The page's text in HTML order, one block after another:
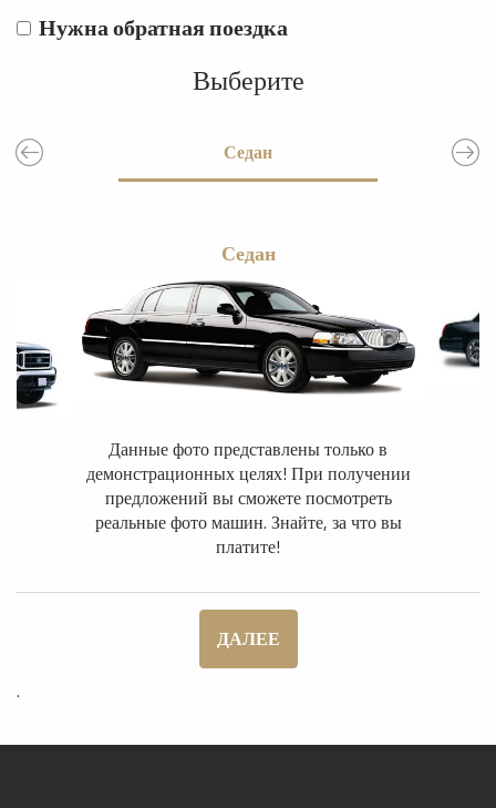
Нужна обратная поездка
Выберите
Седан
Седан
Данные фото представлены только в
демонстрационных целях! При получении
предложений вы сможете посмотреть
реальные фото машин. Знайте, за что вы
платите!
ДАЛЕЕ
.